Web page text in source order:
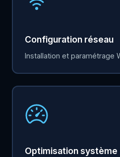
Configuration réseau
Installation et paramétrage
Optimisation système